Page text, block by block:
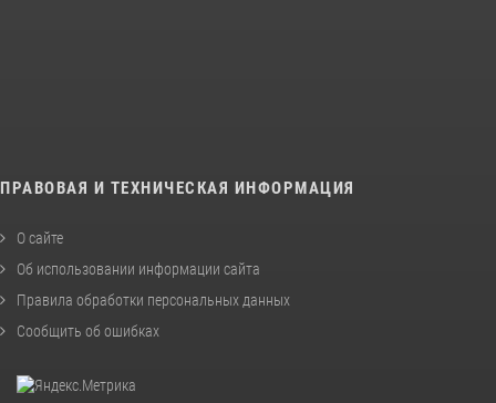
ПРАВОВАЯ И ТЕХНИЧЕСКАЯ ИНФОРМАЦИЯ
О сайте
Об использовании информации сайта
Правила обработки персональных данных
Сообщить об ошибках